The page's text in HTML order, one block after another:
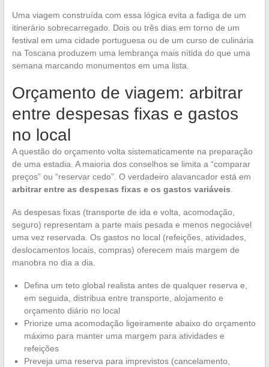
Uma viagem construída com essa lógica evita a fadiga de um
itinerário sobrecarregado. Dois ou três dias em torno de um
festival em uma cidade portuguesa ou de um curso de culinária
na Toscana produzem uma lembrança mais nítida do que uma
semana marcando monumentos em uma lista.
Orçamento de viagem: arbitrar
entre despesas fixas e gastos
no local
A questão do orçamento volta sistematicamente na preparação
de uma estadia. A maioria dos conselhos se limita a “comparar
preços” ou “reservar cedo”. O verdadeiro alavancador está em
arbitrar entre as despesas fixas e os gastos variáveis
As despesas fixas (transporte de ida e volta, acomodação,
seguro) representam a parte mais pesada e menos negociável
uma vez reservada. Os gastos no local (refeições, atividades,
deslocamentos locais, compras) oferecem mais margem de
manobra no dia a dia.
Defina um teto global realista antes de qualquer reserva e,
em seguida, distribua entre transporte, alojamento e
orçamento diário no local
Priorize uma acomodação ligeiramente abaixo do orçamento
máximo para manter uma margem para atividades e
refeições
Preveja uma reserva para imprevistos (cancelamento,